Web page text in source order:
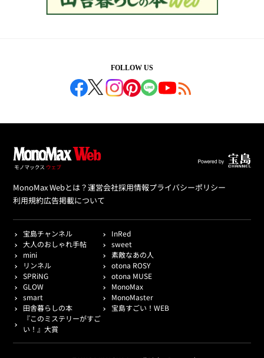
FOLLOW US
MonoMax Webとは？運営会社採用情報プライバシーポリシー
利用規約広告掲載について
宝島チャンネル
InRed
大人のおしゃれ手帖
sweet
mini
素敵なあの人
リンネル
otona ROSY
SPRiNG
otona MUSE
GLOW
MonoMax
smart
MonoMaster
田舎暮らしの本
宝島すごい！WEB
『このミステリーがすご
い！』大賞